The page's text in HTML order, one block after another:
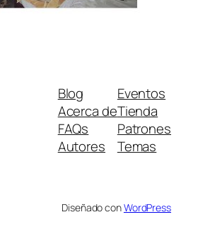
Blog
Acerca de
FAQs
Autores
Eventos
Tienda
Patrones
Temas
Diseñado conWordPress